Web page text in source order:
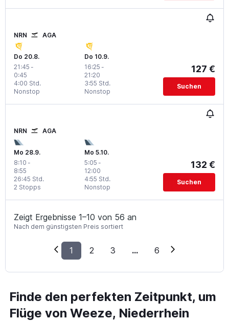
NRN AGA
Do 20.8.
21:45 -
0:45
Nonstop
4:00 Std.
Do 10.9.
16:25 -
21:20
Nonstop
3:55 Std.
127 €
Suchen
NRN AGA
Mo 28.9.
8:10 -
8:55
2 Stopps
26:45 Std.
Mo 5.10.
5:05 -
12:00
Nonstop
4:55 Std.
132 €
Suchen
Zeigt Ergebnisse 1–10 von 56 an
Nach dem günstigsten Preis sortiert
1 2 3 ... 6
Finde den perfekten Zeitpunkt, um
Flüge von Weeze, Niederrhein